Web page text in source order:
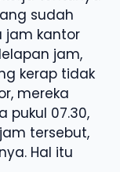
sudah
jam kantor
jam,
kerap tidak
mereka
pukul 07.30,
tersebut,
Hal itu